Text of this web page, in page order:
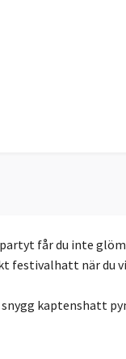
får du inte
festivalhatt när du
kaptenshatt